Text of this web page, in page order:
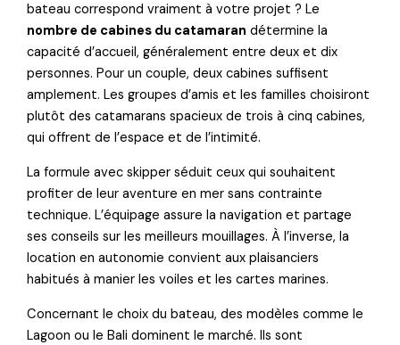
bateau correspond vraiment à votre projet ? Le
nombre de cabines du catamaran détermine la
capacité d’accueil, généralement entre deux et dix
personnes. Pour un couple, deux cabines suffisent
amplement. Les groupes d’amis et les familles choisiront
plutôt des catamarans spacieux de trois à cinq cabines,
qui offrent de l’espace et de l’intimité.
La formule avec skipper séduit ceux qui souhaitent
profiter de leur aventure en mer sans contrainte
technique. L’équipage assure la navigation et partage
ses conseils sur les meilleurs mouillages. À l’inverse, la
location en autonomie convient aux plaisanciers
habitués à manier les voiles et les cartes marines.
Concernant le choix du bateau, des modèles comme le
Lagoon ou le Bali dominent le marché. Ils sont